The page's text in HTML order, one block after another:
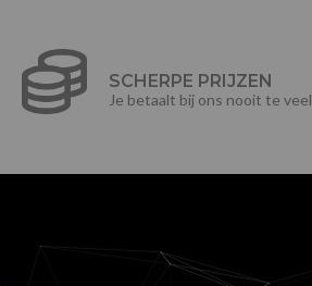
SCHERPE PRIJZEN
Je betaalt bij ons nooit te veel